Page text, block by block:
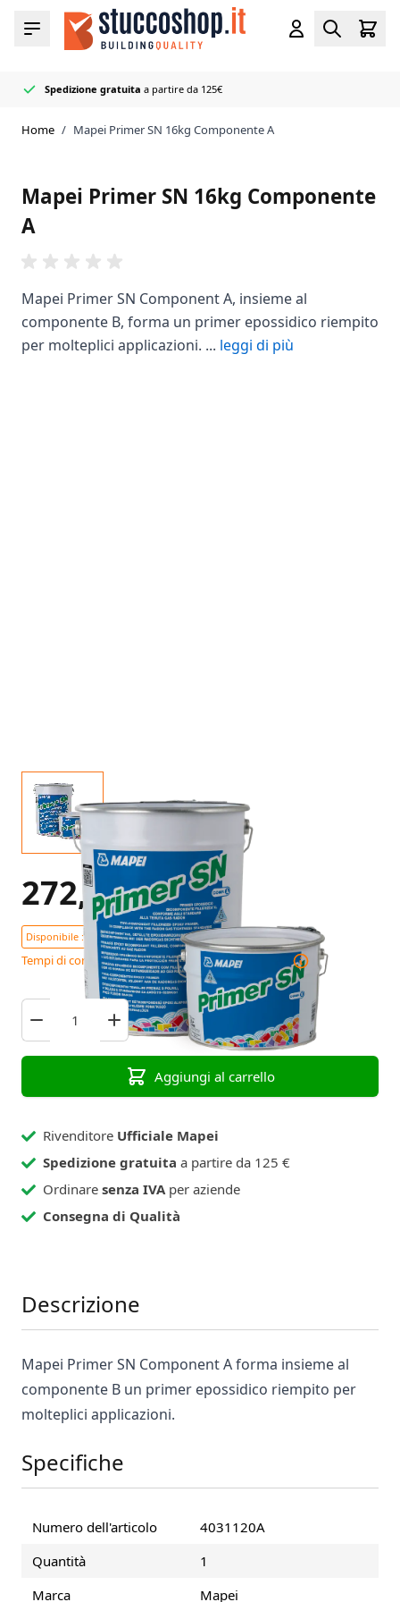
Salta al contenuto
Menu
Cart
Spedizione gratuita a partire da 125€
Rivenditoreufficiale Mapei
50+ colori di fughe e sigillantiin stock
Consegnato rapidamente
Home / Mapei Primer SN 16kg Componente A
Mapei Primer SN 16kg Componente
A
Mapei Primer SN Component A, insieme al
componente B, forma un primer epossidico riempito
per molteplici applicazioni. ... leggi di più
272,32 € Tasse escl.
Disponibile : 35+ Pezzi
Tempi di consegna previsti 12 - 18 giorni lavorativi
Aggiungi al carrello
Rivenditore Ufficiale Mapei
Spedizione gratuita a partire da 125 €
Ordinare senza IVA per aziende
Consegna di Qualità
Descrizione
Mapei Primer SN Component A forma insieme al
componente B un primer epossidico riempito per
molteplici applicazioni.
Specifiche
Numero dell'articolo
4031120A
Quantità
1
Marca
Mapei